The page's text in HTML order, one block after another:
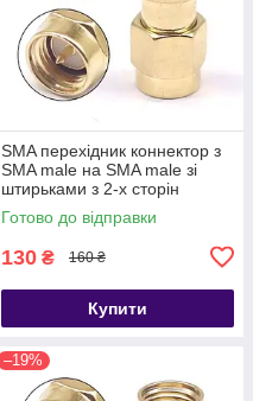
SMA перехідник коннектор з
SMA male на SMA male зі
штирьками з 2-х сторін
Готово до відправки
130 ₴ 160 ₴
Купити
–19%